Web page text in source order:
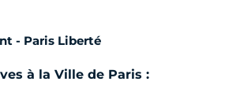
- Paris Liberté
à la Ville de Paris :